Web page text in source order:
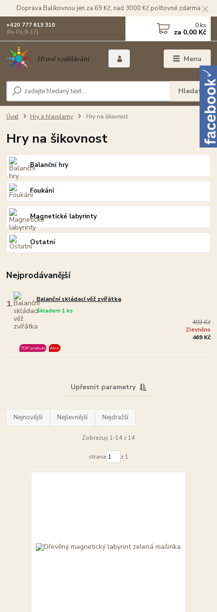
Doprava Balíkovnou jen za 69 Kč, nad 3000 Kč poštovné zdarma
Menu
Hledat
+420 777 613 310
(Po-Pá 9-17)
0 ks
za 0,00 Kč
Úvod Hry a hlavolamy Hry na šikovnost
Hry na šikovnost
Balanční hry
Foukání
Magnetické labyrinty
Ostatní
Nejprodávanější
1. Balanční skládací věž zvířátka
Skladem 1 ks
TOP produkt Akce
493 Kč
Zlevněno
469 Kč
Upřesnit parametry
Nejnovější Nejlevnější Nejdražší
Zobrazuji 1-14 z 14
strana z 1